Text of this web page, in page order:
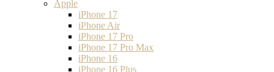
Apple
iPhone 17
iPhone Air
iPhone 17 Pro
iPhone 17 Pro Max
iPhone 16
iPhone 16 Plus